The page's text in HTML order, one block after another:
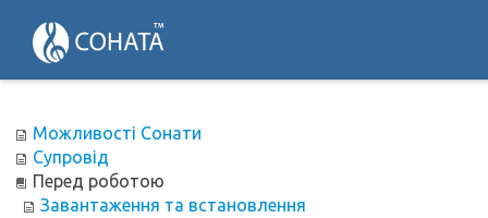
Можливості Сонати
Супровід
Перед роботою
Завантаження та встановлення